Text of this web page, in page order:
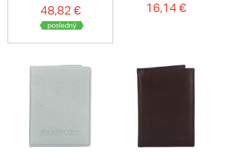
48,82 €
posledný
16,14 €